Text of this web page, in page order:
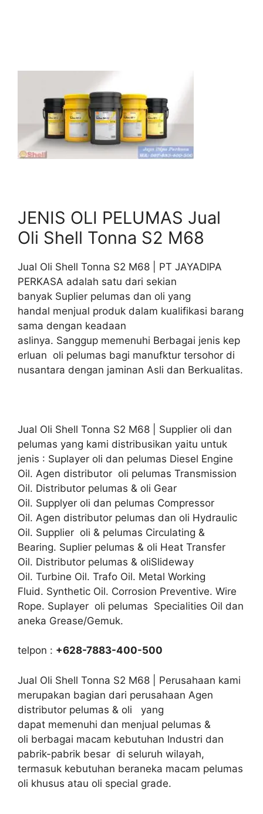
JENIS OLI PELUMAS Jual
Oli Shell Tonna S2 M68
Jual Oli Shell Tonna S2 M68 | PT JAYADIPA
PERKASA adalah satu dari sekian
banyak Suplier pelumas dan oli yang
handal menjual produk dalam kualifikasi barang
sama dengan keadaan
aslinya. Sanggup memenuhi Berbagai jenis kep
erluan oli pelumas bagi manufktur tersohor di
nusantara dengan jaminan Asli dan Berkualitas.
Jual Oli Shell Tonna S2 M68 | Supplier oli dan
pelumas yang kami distribusikan yaitu untuk
jenis : Suplayer oli dan pelumas Diesel Engine
Oil. Agen distributor oli pelumas Transmission
Oil. Distributor pelumas & oli Gear
Oil. Supplyer oli dan pelumas Compressor
Oil. Agen distributor pelumas dan oli Hydraulic
Oil. Supplier oli & pelumas Circulating &
Bearing. Suplier pelumas & oli Heat Transfer
Oil. Distributor pelumas & oliSlideway
Oil. Turbine Oil. Trafo Oil. Metal Working
Fluid. Synthetic Oil. Corrosion Preventive. Wire
Rope. Suplayer oli pelumas Specialities Oil dan
aneka Grease/Gemuk.
telpon : +628-7883-400-500
Jual Oli Shell Tonna S2 M68 | Perusahaan kami
merupakan bagian dari perusahaan Agen
distributor pelumas & oli yang
dapat memenuhi dan menjual pelumas &
oli berbagai macam kebutuhan Industri dan
pabrik-pabrik besar di seluruh wilayah,
termasuk kebutuhan beraneka macam pelumas
oli khusus atau oli special grade.